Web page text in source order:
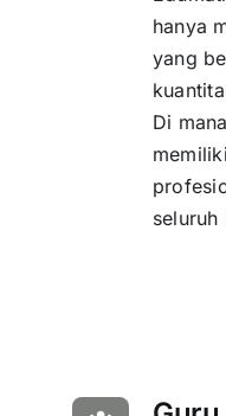
hanya
yang
Di
seluruh